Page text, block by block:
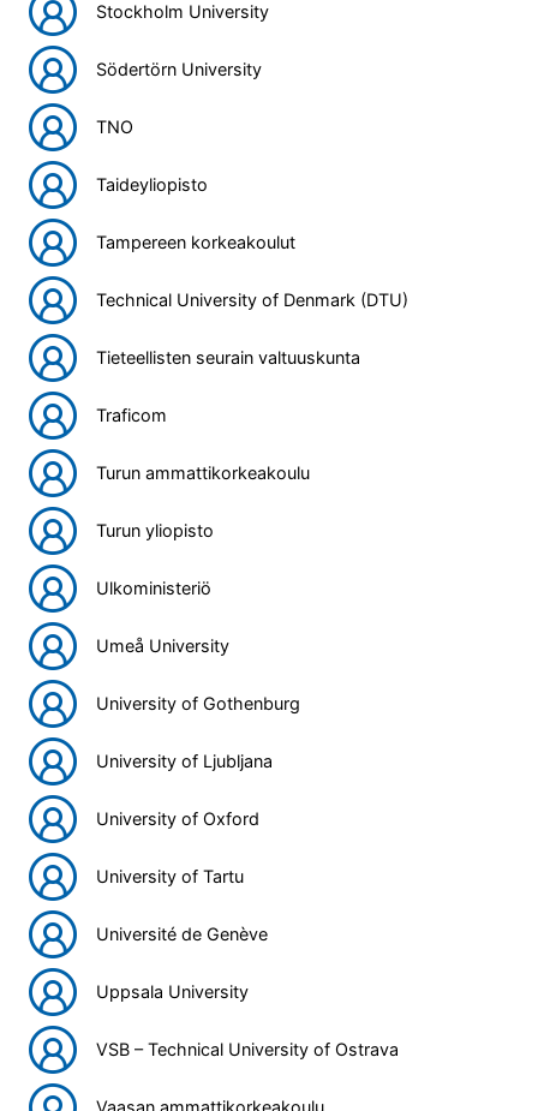
Stockholm University
Södertörn University
TNO
Taideyliopisto
Tampereen korkeakoulut
Technical University of Denmark (DTU)
Tieteellisten seurain valtuuskunta
Traficom
Turun ammattikorkeakoulu
Turun yliopisto
Ulkoministeriö
Umeå University
University of Gothenburg
University of Ljubljana
University of Oxford
University of Tartu
Université de Genève
Uppsala University
VSB – Technical University of Ostrava
Vaasan ammattikorkeakoulu